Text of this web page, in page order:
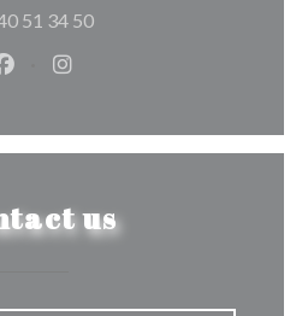
51 34 50
Facebook ((opens in a new
Instagram ((opens in a
us